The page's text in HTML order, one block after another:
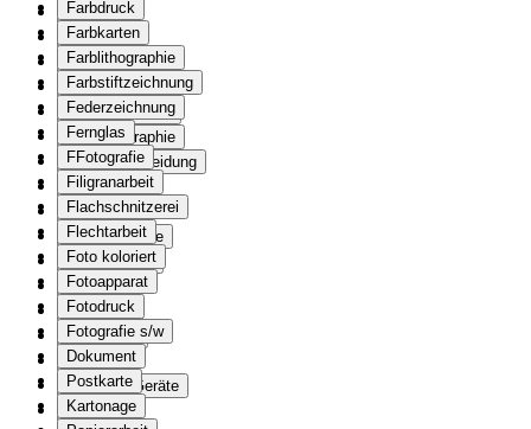
Flagge
Fahrzeug
Faltblatt
Vorratsliste
Farbholzschnitt
Farblithographie
Fensterverkleidung
Fernglas
Feuerzeug
Figurengruppe
Filigranarbeit
Formular
Fotoalben
Fotoalbum
Fotobuch
Optische Geräte
Brillen
Farbdruck
Farbkarten
Farblithographie
Farbstiftzeichnung
Federzeichnung
Fernglas
FFotografie
Filigranarbeit
Flachschnitzerei
Flechtarbeit
Foto koloriert
Fotoapparat
Fotodruck
Fotografie s/w
Dokument
Postkarte
Kartonage